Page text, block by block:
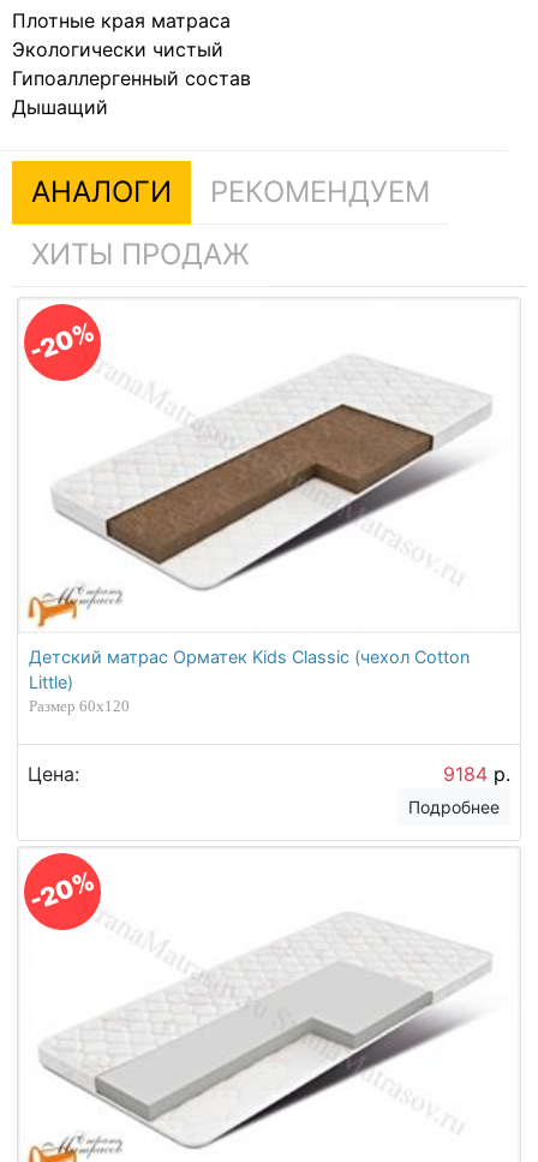
Плотные края матраса
Экологически чистый
Гипоаллергенный состав
Дышащий
АНАЛОГИ
РЕКОМЕНДУЕМ
ХИТЫ ПРОДАЖ
-20%
Детский матрас Орматек Kids Classic (чехол Cotton
Little)
Размер 60х120
Цена: 9184 р.
Подробнее
-20%